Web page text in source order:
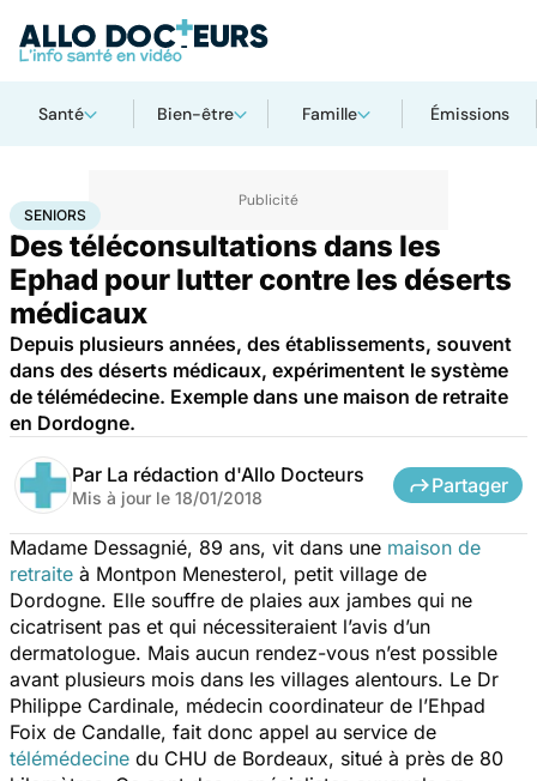
Santé Bien-être Famille Émissions
AccueilSanté
SENIORS
Des téléconsultations dans les
Ephad pour lutter contre les déserts
médicaux
Depuis plusieurs années, des établissements, souvent
dans des déserts médicaux, expérimentent le système
de télémédecine. Exemple dans une maison de retraite
en Dordogne.
Par La rédaction d'Allo Docteurs
Mis à jour le 18/01/2018
Partager
Madame Dessagnié, 89 ans, vit dans une maison de
retraite à Montpon Menesterol, petit village de
Dordogne. Elle souffre de plaies aux jambes qui ne
cicatrisent pas et qui nécessiteraient l’avis d’un
dermatologue. Mais aucun rendez-vous n’est possible
avant plusieurs mois dans les villages alentours. Le Dr
Philippe Cardinale, médecin coordinateur de l’Ehpad
Foix de Candalle, fait donc appel au service de
télémédecine du CHU de Bordeaux, situé à près de 80